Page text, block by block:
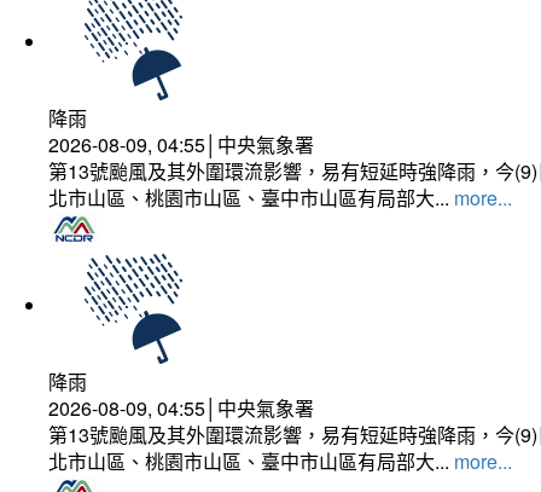
降雨
2026-08-09, 04:55│中央氣象署
第13號颱風及其外圍環流影響，易有短延時強降雨，今
北市山區、桃園市山區、臺中市山區有局部大... more...
降雨
2026-08-09, 04:55│中央氣象署
第13號颱風及其外圍環流影響，易有短延時強降雨，今
北市山區、桃園市山區、臺中市山區有局部大... more...